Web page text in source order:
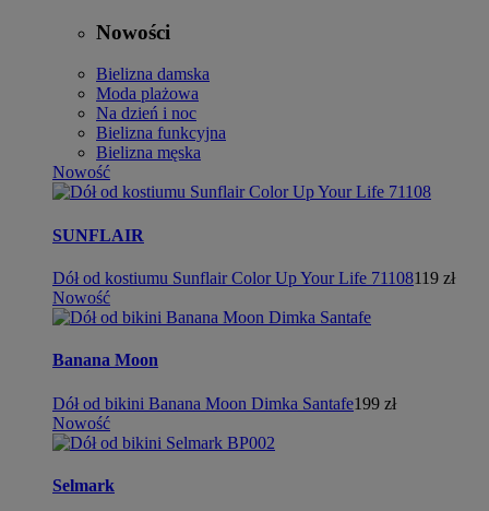
Nowości
Bielizna damska
Moda plażowa
Na dzień i noc
Bielizna funkcyjna
Bielizna męska
Nowość
SUNFLAIR
Dół od kostiumu Sunflair Color Up Your Life 71108119 zł
Nowość
Banana Moon
Dół od bikini Banana Moon Dimka Santafe199 zł
Nowość
Selmark